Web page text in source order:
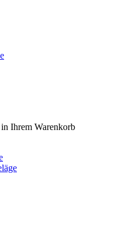
Ihrem Warenkorb